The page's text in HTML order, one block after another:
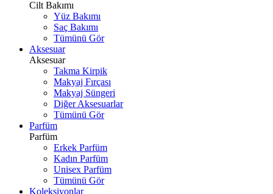
Cilt Bakımı
Yüz Bakımı
Saç Bakımı
Tümünü Gör
Aksesuar
Aksesuar
Takma Kirpik
Makyaj Fırçası
Makyaj Süngeri
Diğer Aksesuarlar
Tümünü Gör
Parfüm
Parfüm
Erkek Parfüm
Kadın Parfüm
Unisex Parfüm
Tümünü Gör
Koleksiyonlar